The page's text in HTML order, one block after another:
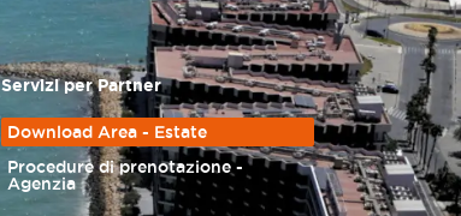
Servizi per Partner
Download Area - Estate
Procedure di prenotazione -
Agenzia